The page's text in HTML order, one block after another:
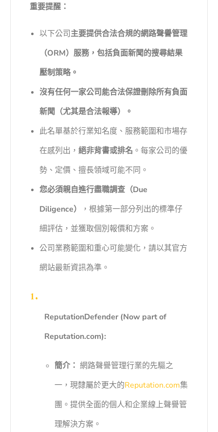
重要提醒：
以下公司主要提供合法合規的網路聲譽管理
（ORM）服務，包括負面新聞的搜尋結果
壓制策略。
沒有任何一家公司能合法保證刪除所有負面
新聞（尤其是合法報導）。
此名單基於行業知名度、服務範圍和市場存
在感列出，絕非背書或排名 。每家公司的優
勢、定價、擅長領域可能不同。
您必須親自進行盡職調查（Due
Diligence）
，根據第一部分列出的標準仔
細評估，並獲取個別報價和方案。
公司業務範圍和重心可能變化，請以其官方
網站最新資訊為準。
ReputationDefender (Now part of
Reputation.com):
簡介： 網路聲譽管理行業的先驅之
一，現隸屬於更大的Reputation.com集
團。提供全面的個人和企業線上聲譽管
理解決方案。